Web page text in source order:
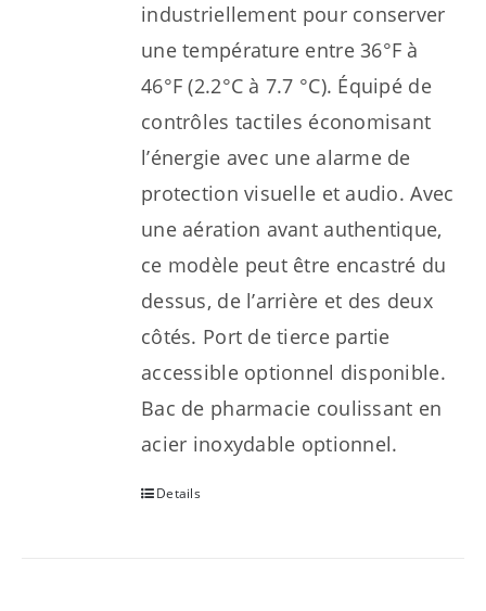
industriellement pour conserver
une température entre 36°F à
46°F (2.2°C à 7.7 °C). Équipé de
contrôles tactiles économisant
l’énergie avec une alarme de
protection visuelle et audio. Avec
une aération avant authentique,
ce modèle peut être encastré du
dessus, de l’arrière et des deux
côtés. Port de tierce partie
accessible optionnel disponible.
Bac de pharmacie coulissant en
acier inoxydable optionnel.
Details